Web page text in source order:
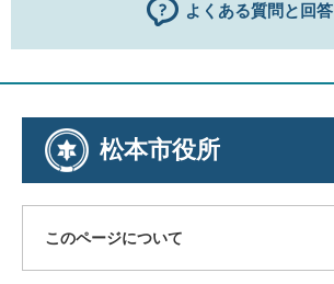
よくある質問と回答
松本市役所
このページについて